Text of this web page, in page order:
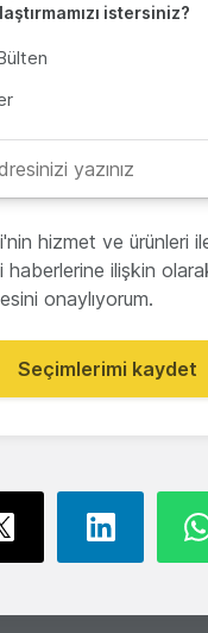
istersiniz?
hizmet ve ürünleri
haberlerine ilişkin
onaylıyorum.
Seçimlerimi kaydet